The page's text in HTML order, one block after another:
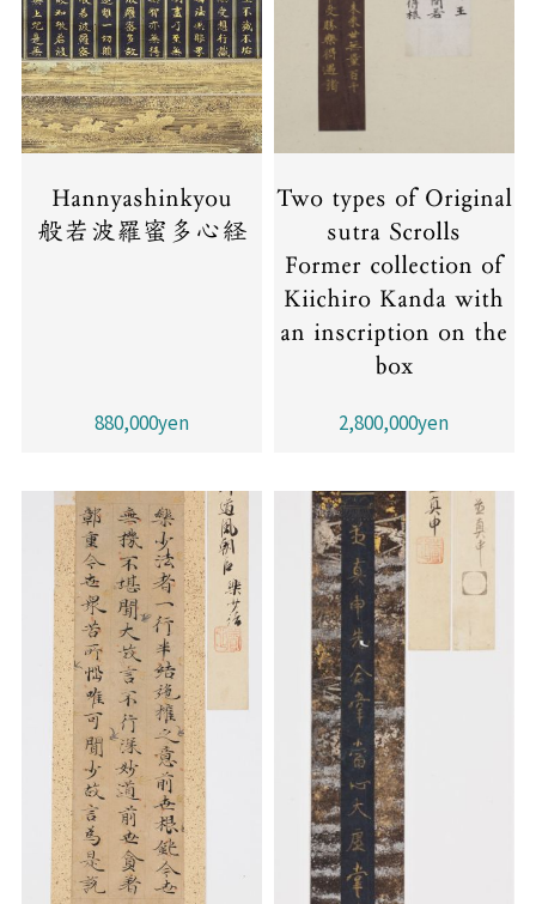
Hannyashinkyou
般若波羅蜜多心経
880,000yen
Two types of Original
sutra Scrolls
Former collection of
Kiichiro Kanda with
an inscription on the
box
2,800,000yen